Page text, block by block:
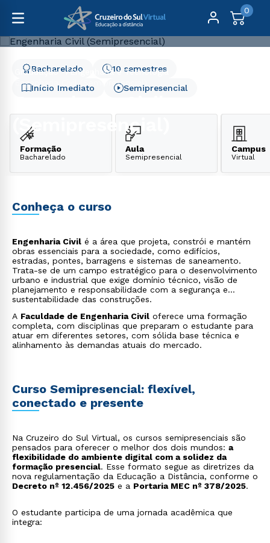
0
Graduação
Engenharia e Tecnologia
Engenharia Civil (Semipresencial)
(Semipresencial)
Início Imediato
10 semestres
Bacharelado
Semipresencial
Formação
Bacharelado
Aula
Semipresencial
Campus
Virtual
Conheça o curso
Engenharia Civil é a área que projeta, constrói e mantém
obras essenciais para a sociedade, como edifícios,
estradas, pontes, barragens e sistemas de saneamento.
Trata-se de um campo estratégico para o desenvolvimento
urbano e industrial que exige domínio técnico, visão de
planejamento e responsabilidade com a segurança e
sustentabilidade das construções.
A Faculdade de Engenharia Civil oferece uma formação
completa, com disciplinas que preparam o estudante para
atuar em diferentes setores, com sólida base técnica e
alinhamento às demandas atuais do mercado.
Curso Semipresencial: flexível,
conectado e presente
Na Cruzeiro do Sul Virtual, os cursos semipresenciais são
pensados para oferecer o melhor dos dois mundos: a
flexibilidade do ambiente digital com a solidez da
formação presencial. Esse formato segue as diretrizes da
nova regulamentação da Educação a Distância, conforme o
Decreto nº 12.456/2025 e a Portaria MEC nº 378/2025.
O estudante participa de uma jornada acadêmica que
integra: